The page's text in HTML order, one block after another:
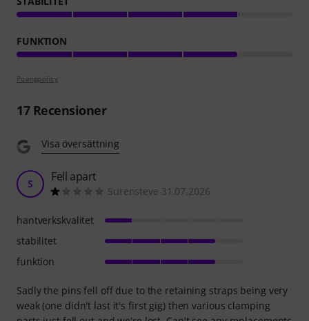
FUNKTION
Poängpolicy
17Recensioner
Visa översättning
S Fell apart
Surensteve 31.07.2026
Sadly the pins fell off due to the retaining straps being very
weak (one didn't last it's first gig) then various clamping
hantverkskvalitet
stabilitet
funktion